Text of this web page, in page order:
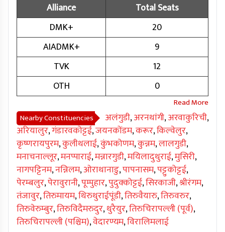
Alliance
Total Seats
DMK+
20
AIADMK+
9
TVK
12
OTH
0
Nearby Constituencies अलंगुडी,अरनथांगी,अरवाकुरिची,
अरियालुर,गंडारवकोट्टई,जयनकोंडम,करूर,किल्वेलुर,
कृष्णरायपुरम,कुलीथलाई,कुंभकोणम,कुन्नम,लालगुडी,
मनाचनाल्लूर,मनप्पाराई,मन्नारगुडी,मयिलादुथुराई,मुसिरी,
नागपट्टिनम,नन्निलम,ओराथानाडु,पापनासम,पट्टुकोट्टई,
पेरम्बलुर,पेरावुरानी,पूम्पुहार,पुदुक्कोट्टई,सिरकाजी,श्रीरंगम,
तंजावुर,तिरुमायम,थिरुथुराईपूंडी,तिरुवैयारु,तिरुवरुर,
तिरुवेरुम्बुर,तिरुविदैमरुदुर,थुरैयुर,तिरुचिरापल्ली (पूर्व),
तिरुचिरापल्ली (पश्चिम),वेदारण्यम,विरालिमलाई